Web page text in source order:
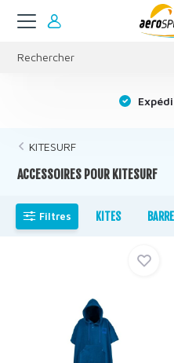
KITESURF
ACCESSOIRES POUR KITESURF
Filtres KITES BARRE